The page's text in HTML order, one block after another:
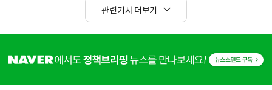
관련기사 더보기
단